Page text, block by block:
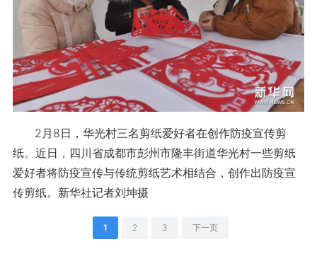
2月8日，华光村三名剪纸爱好者在创作防疫宣传剪
纸。近日，四川省成都市彭州市隆丰街道华光村一些剪纸
爱好者将防疫宣传与传统剪纸艺术相结合，创作出防疫宣
传剪纸。新华社记者刘坤摄
1 2 3 下一页